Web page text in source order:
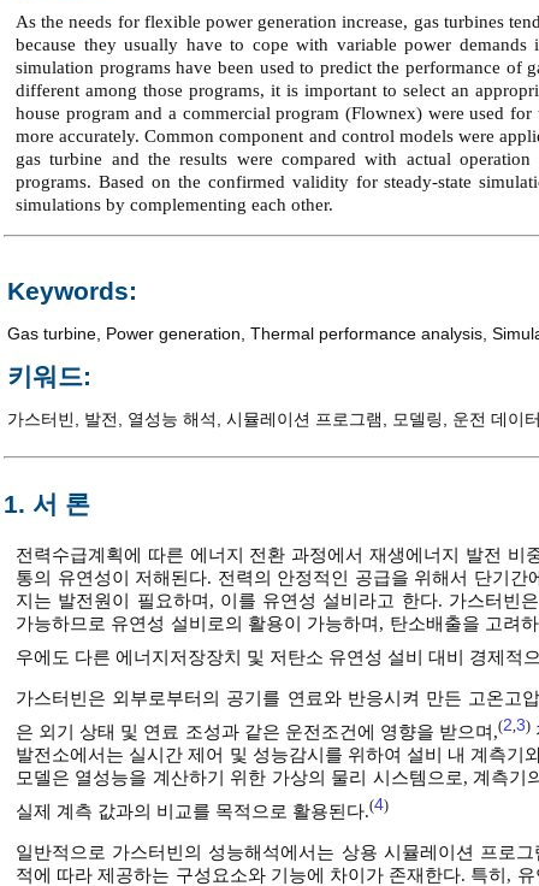
As the needs for flexible power generation increase, gas turbines
because they usually have to cope with variable power
simulation programs have been used to predict the performance of
different among those programs, it is important to select an
house program and a commercial program (Flownex) were used
more accurately. Common component and control models were
gas turbine and the results were compared with actual
programs. Based on the confirmed validity for steady-state
simulations by complementing each other.
Keywords:
Gas turbine Power generation Thermal performance analysis
키워드:
가스터빈 발전 열성능 해석 시뮬레이션 프로그램 모델링 운전 데이
1. 서 론
전력수급계획에 따른 에너지 전환 과정에서 재생에너지 발전
통의 유연성이 저해된다. 전력의 안정적인 공급을 위해서 단기
지는 발전원이 필요하며, 이를 유연성 설비라고 한다. 가스터빈
가능하므로 유연성 설비로의 활용이 가능하며, 탄소배출을 고려
우에도 다른 에너지저장장치 및 저탄소 유연성 설비 대비 경제적
가스터빈은 외부로부터의 공기를 연료와 반응시켜 만든 고온고
은 외기 상태 및 연료 조성과 같은 운전조건에 영향을 받으며,(2,3)
발전소에서는 실시간 제어 및 성능감시를 위하여 설비 내 계측
모델은 열성능을 계산하기 위한 가상의 물리 시스템으로, 계측
실제 계측 값과의 비교를 목적으로 활용된다.(4)
일반적으로 가스터빈의 성능해석에서는 상용 시뮬레이션 프로
적에 따라 제공하는 구성요소와 기능에 차이가 존재한다. 특히,